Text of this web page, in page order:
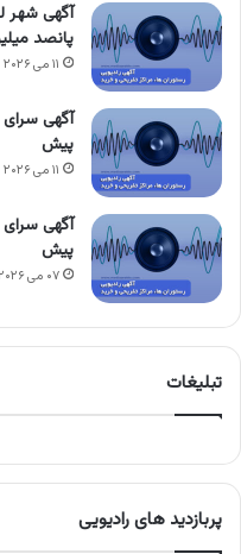
آگهی شهر
پانصد
۱۱ می ۲۰۲۶
آگهی
پیش
۱۱ می ۲۰۲۶
آگهی
پیش
۰۷ می ۲۰۲۶
تبلیغات
پربازدید های رادیویی